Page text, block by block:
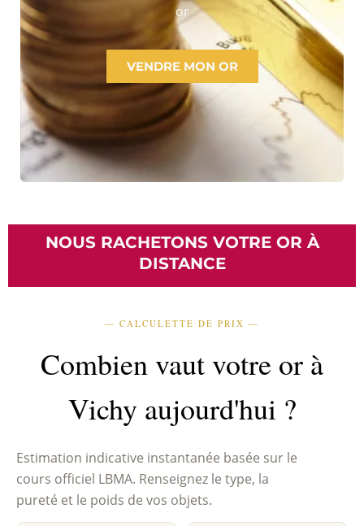
or
VENDRE MON OR
NOUS RACHETONS VOTRE OR À
DISTANCE
— CALCULETTE DE PRIX —
Combien vaut votre or à
Vichy aujourd'hui ?
Estimation indicative instantanée basée sur le
cours officiel LBMA. Renseignez le type, la
pureté et le poids de vos objets.